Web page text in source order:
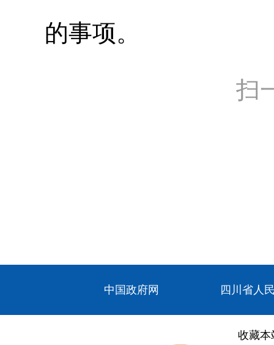
的事项。
扫
中国政府网 四川省人
收藏本